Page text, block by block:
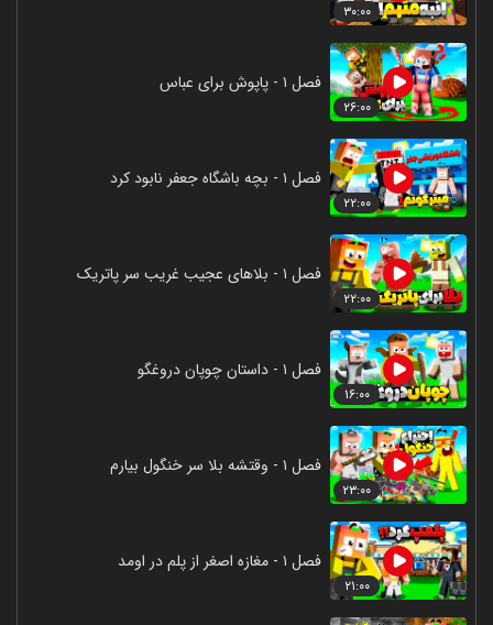
۳۰:۰۰
۲۶:۰۰
فصل ۱ - پاپوش برای عباس
۲۲:۰۰
فصل ۱ - بچه باشگاه جعفر نابود کرد
۲۲:۰۰
فصل ۱ - بلاهای عجیب غریب سر پاتریک
۱۶:۰۰
فصل ۱ - داستان چوپان دروغگو
۲۳:۰۰
فصل ۱ - وقتشه بلا سر خنگول بیارم
۲۱:۰۰
فصل ۱ - مغازه اصغر از پلم در اومد